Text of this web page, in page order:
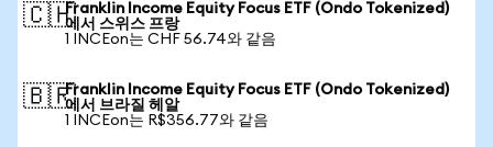
🇨🇭Franklin Income Equity Focus ETF (Ondo Tokenized)
에서 스위스 프랑
1 INCEon는 CHF 56.74와 같음
🇧🇷Franklin Income Equity Focus ETF (Ondo Tokenized)
에서 브라질 헤알
1 INCEon는 R$356.77와 같음